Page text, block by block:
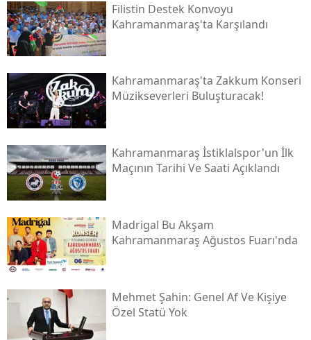
Filistin Destek Konvoyu
Kahramanmaraş'ta Karşılandı
Kahramanmaraş'ta Zakkum Konseri
Müzikseverleri Buluşturacak!
Kahramanmaraş İstiklalspor'un İlk
Maçının Tarihi Ve Saati Açıklandı
Madrigal Bu Akşam
Kahramanmaraş Ağustos Fuarı'nda
Mehmet Şahin: Genel Af Ve Kişiye
Özel Statü Yok